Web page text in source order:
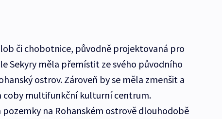
či chobotnice, původně projektovaná pro
Sekyry měla přemístit ze svého původního
ostrov. Zároveň by se měla zmenšit a
coby multifunkční kulturní centrum.
na Rohanském ostrově dlouhodobě